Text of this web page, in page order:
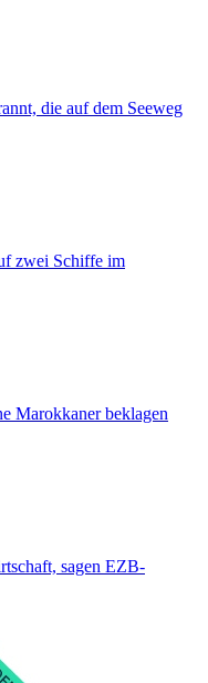
die auf dem Seeweg
zwei Schiffe im
Marokkaner beklagen
sagen EZB-